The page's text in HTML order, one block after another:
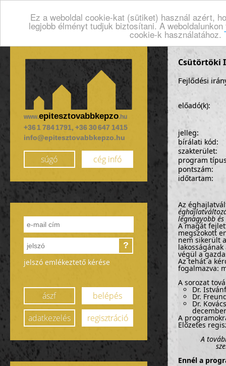
Ez a weboldal cookie-kat (sütiket) használ azért,
legjobb élményt tudjuk biztosítani. A
cookie-k használatához.
www.epitesztovabbkepzo.hu
+36 1 784 1791, +36 30 647 1415
info@epitesztovabbkepzo.hu
súgó cég infó
?
jelszó emlékeztető kérése
ászf
belépés
adatkezelés
regisztráció
Csütörtöki
Fejlődési
előadó(k):
jelleg:
bírálati kód:
szakterület:
program
pontszám:
időtartam:
Az
legnagyobb
A magát
megszokott
nem sikerült
végül a
Az tehát a
fogalmazva:
A sorozat
Dr.
Dr.
Dr.
A
Előzetes
A
Ennél a